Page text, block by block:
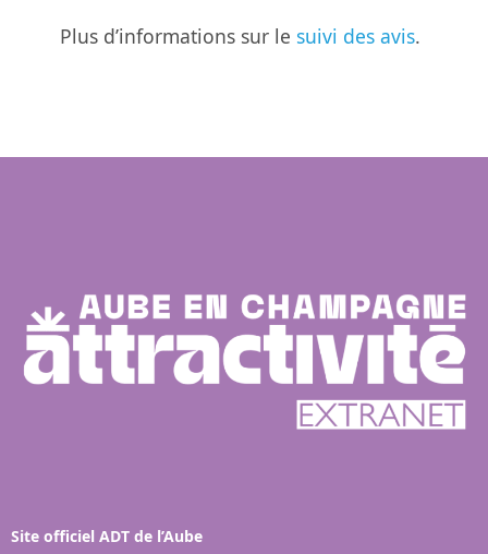
Plus d’informations sur le suivi des avis.
Site officiel ADT de l’Aube